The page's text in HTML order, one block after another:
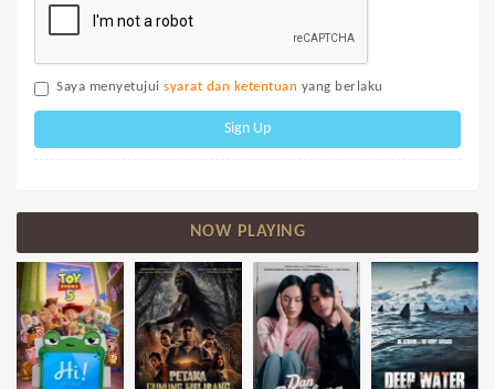
Saya menyetujui syarat dan ketentuan yang berlaku
Sign Up
NOW PLAYING